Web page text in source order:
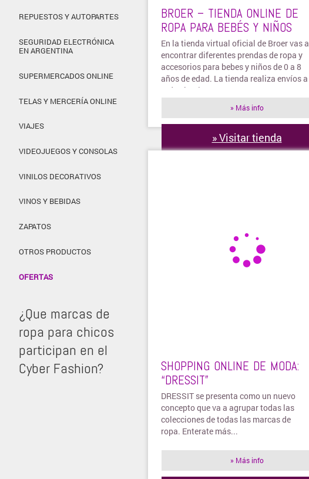
REPUESTOS Y AUTOPARTES
SEGURIDAD ELECTRÓNICA
EN ARGENTINA
SUPERMERCADOS ONLINE
TELAS Y MERCERÍA ONLINE
VIAJES
VIDEOJUEGOS Y CONSOLAS
VINILOS DECORATIVOS
VINOS Y BEBIDAS
ZAPATOS
OTROS PRODUCTOS
OFERTAS
¿Que marcas de
ropa para chicos
participan en el
Cyber Fashion?
BROER – TIENDA ONLINE DE
ROPA PARA BEBÉS Y NIÑOS
En la tienda virtual oficial de Broer vas a
encontrar diferentes prendas de ropa y
accesorios para bebes y niños de 0 a 8
años de edad. La tienda realiza envíos a
todo el país!
» Más info
» Visitar tienda
SHOPPING ONLINE DE MODA:
“DRESSIT”
DRESSIT se presenta como un nuevo
concepto que va a agrupar todas las
colecciones de todas las marcas de
ropa. Enterate más...
» Más info